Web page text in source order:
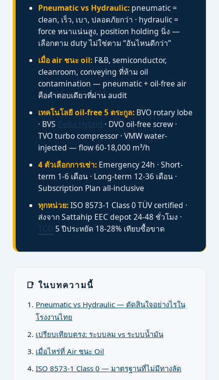
Pneumatic vs Hydraulic:pneumatic =
clean, เร็ว, เบา, ปลอดภัยกว่า · hydraulic =
force หนาแน่นสูง, position holding นิ่ง —
เลือกตาม duty ไม่ใช่ตาม “อันไหนดีกว่า”
เมื่อ air ชนะ oil:F&B, semiconductor,
cleanroom, conveying ที่ห้าม oil
contamination — pneumatic + oil-free air
คือคำตอบเดียวที่ผ่าน audit
เทคโนโลยี oil-free 5 ตระกูล:BVO rotary lobe
· BVS
Delta Hybrid · DVO oil-free screw ·
TVO turbo compressor · VMW water-
injected — flow 60-18,000 m³/h
4 ตัวเลือกการเช่า:Emergency 24h · Short-
term 1-6 เดือน · Long-term 12-36 เดือน ·
Subscription Plan all-inclusive
ทุกหน่วย:ISO 8573-1 Class 0 TÜV certified ·
ส่งจาก Sattahip EEC depot 24-48 ชั่วโมง ·
TCO 5 ปีประหยัด 18-28% เทียบซื้อขาด
📑 ในบทความนี้
Pneumatic vs Hydraulic — ตัดสินใจอย่างไรใน
โรงงานไทย
เปรียบเทียบตรง: ระบบลม vs ระบบน้ำมัน
เมื่อไหร่ที่ Air ชนะ Oil
ISO 8573-1 Class 0 — มาตรฐานที่ไม่มีทางลัด